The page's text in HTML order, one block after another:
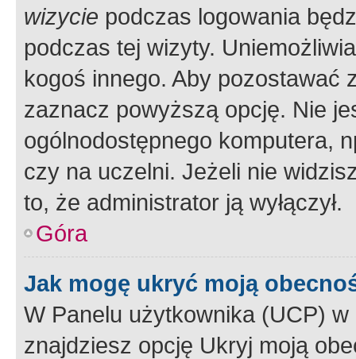
wizycie podczas logowania
podczas tej wizyty.
kogoś innego. Aby pozostawać
zaznacz powyższą opcję. Nie
ogólnodostępnego komputera,
czy na uczelni. Jeżeli nie
to, że administrator ją wyłączył.
Góra
Jak mogę ukryć moją
W Panelu użytkownika (UCP) w
znajdziesz opcję Ukryj moją